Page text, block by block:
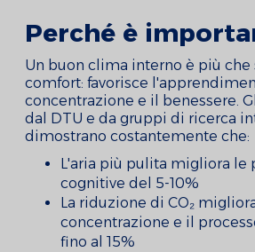
Perché è
Un buon clima interno è più
comfort: favorisce
concentrazione e il benessere.
dal DTU e da gruppi di ricerca
dimostrano costantemente che:
L'aria più pulita migliora le
cognitive del 5-10%
La riduzione di CO₂
concentrazione e il
fino al 15%